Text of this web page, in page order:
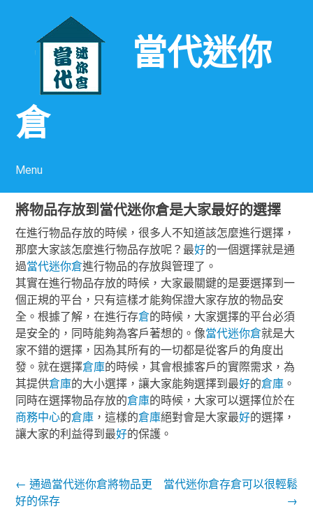
當代迷你
倉
Menu
將物品存放到當代迷你倉是大家最好的選擇
在進行物品存放的時候，很多人不知道該怎麼進行選擇，
那麼大家該怎麼進行物品存放呢？ 最好的一個選擇就是通
過當代迷你倉進行物品的存放與管理了。
其實在進行物品存放的時候，大家最關鍵的是要選擇到一
個正規的平台，只有這樣才能夠保證大家存放的物品安
全。根據了解，在進行存倉的時候，大家選擇的平台必須
是安全的，同時能夠為客戶著想的。像當代迷你倉就是大
家不錯的選擇，因為其所有的一切都是從客戶的角度出
發。就在選擇倉庫的時候，其會根據客戶的實際需求，為
其提供倉庫的大小選擇，讓大家能夠選擇到最好的倉庫 。
同時在選擇物品存放的倉庫的時候，大家可以選擇位於在
商務中心的倉庫 ，這樣的倉庫絕對會是大家最好的選擇，
讓大家的利益得到最好的保護。
Post navigation
← 通過當代迷你倉將物品更
好的保存
當代迷你倉存倉可以很輕鬆
→